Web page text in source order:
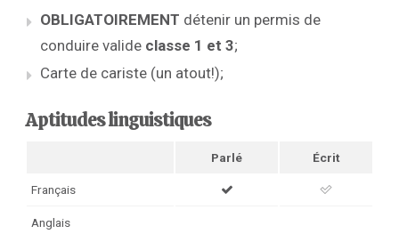
OBLIGATOIREMENT détenir un permis de
conduire valide classe 1 et 3;
Carte de cariste (un atout!);
Aptitudes linguistiques
Parlé Écrit
Français
Anglais